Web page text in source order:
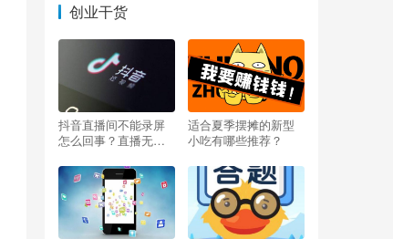
创业干货
抖音直播间不能录屏
怎么回事？直播无法
适合夏季摆摊的新型
小吃有哪些推荐？